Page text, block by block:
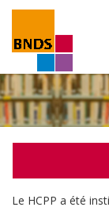
Le HCPP a été